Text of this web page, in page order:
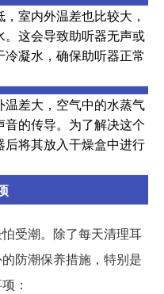
室内外温差也比较大，
这会导致助听器无声或
凝水，确保助听器正常
差大，空气中的水蒸气
的传导。为了解决这个
将其放入干燥盒中进行
受潮。除了每天清理耳
防潮保养措施，特别是
：